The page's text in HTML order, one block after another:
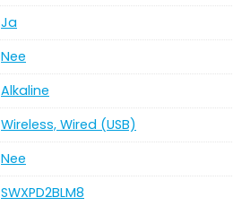
‎Ja
‎Nee
‎Alkaline
‎Wireless, Wired (USB)
‎Nee
‎SWXPD2BLM8